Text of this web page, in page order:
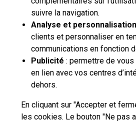
suivre la navigation.
Analyse et personnalisation
clients et personnaliser en
communications en fonction
Publicité : permettre de
en lien avec vos centres
dehors.
En cliquant sur "Accepter et
les cookies. Le bouton "Ne pas